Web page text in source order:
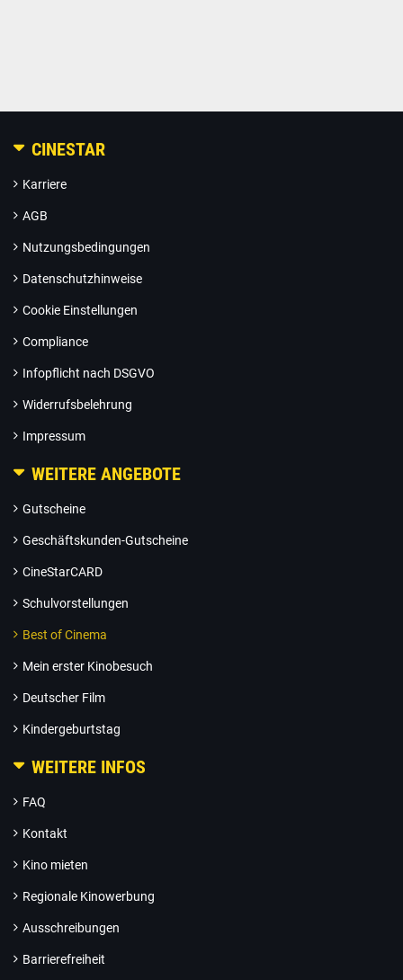
CINESTAR
Karriere
AGB
Nutzungsbedingungen
Datenschutzhinweise
Cookie Einstellungen
Compliance
Infopflicht nach DSGVO
Widerrufsbelehrung
Impressum
WEITERE ANGEBOTE
Gutscheine
Geschäftskunden-Gutscheine
CineStarCARD
Schulvorstellungen
Best of Cinema
Mein erster Kinobesuch
Deutscher Film
Kindergeburtstag
WEITERE INFOS
FAQ
Kontakt
Kino mieten
Regionale Kinowerbung
Ausschreibungen
Barrierefreiheit